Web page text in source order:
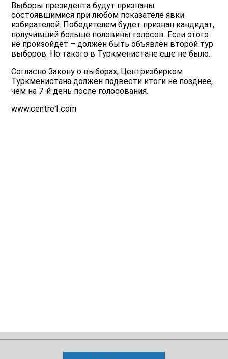
Выборы президента будут признаны
состоявшимися при любом показателе явки
избирателей. Победителем будет признан кандидат,
получивший больше половины голосов. Если этого
не произойдет – должен быть объявлен второй тур
выборов. Но такого в Туркменистане еще не было.
Согласно Закону о выборах, Центризбирком
Туркменистана должен подвести итоги не позднее,
чем на 7-й день после голосования.
www.centre1.com